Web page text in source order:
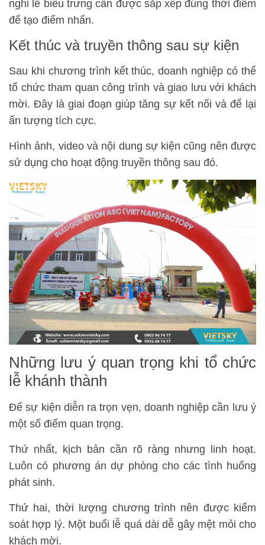
nghi lễ biểu trưng cần được sắp xếp đúng thời điểm
để tạo điểm nhấn.
Kết thúc và truyền thông sau sự kiện
Sau khi chương trình kết thúc, doanh nghiệp có thể
tổ chức tham quan công trình và giao lưu với khách
mời. Đây là giai đoạn giúp tăng sự kết nối và để lại
ấn tượng tích cực.
Hình ảnh, video và nội dung sự kiện cũng nên được
sử dụng cho hoạt động truyền thông sau đó.
Những lưu ý quan trọng khi tổ chức
lễ khánh thành
Để sự kiện diễn ra trọn vẹn, doanh nghiệp cần lưu ý
một số điểm quan trọng.
Thứ nhất, kịch bản cần rõ ràng nhưng linh hoạt.
Luôn có phương án dự phòng cho các tình huống
phát sinh.
Thứ hai, thời lượng chương trình nên được kiểm
soát hợp lý. Một buổi lễ quá dài dễ gây mệt mỏi cho
khách mời.